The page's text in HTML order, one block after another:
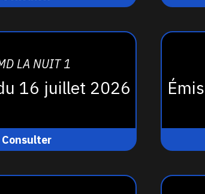
LA NUIT 1
16 juillet 2026
Consulter